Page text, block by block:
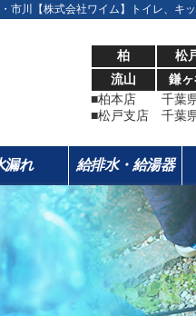
川【株式会社ワイム】トイレ、キ
柏 松
流山
鎌
■柏本店 千葉県
■松戸支店 千葉
漏れ 給排水・給湯器